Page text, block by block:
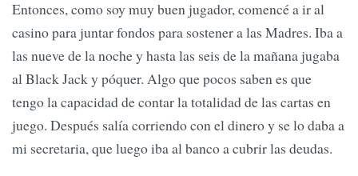
Entonces, como soy muy buen jugador, comencé a ir al
casino para juntar fondos para sostener a las Madres. Iba a
las nueve de la noche y hasta las seis de la mañana jugaba
al Black Jack y póquer. Algo que pocos saben es que
tengo la capacidad de contar la totalidad de las cartas en
juego. Después salía corriendo con el dinero y se lo daba a
mi secretaria, que luego iba al banco a cubrir las deudas.